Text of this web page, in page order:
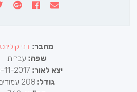
מחבר: דני קולינס
שפה: עברית
יצא לאור: 03-11-2017
גודל: 208 עמודים